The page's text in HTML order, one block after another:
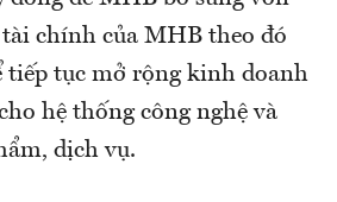
chính của MHB theo đó
tiếp tục mở rộng kinh doanh
hệ thống công nghệ và
dịch vụ.